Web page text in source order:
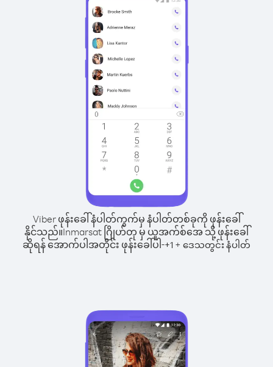
Viber ဖုန်းခေါ်နံပါတ်ကွက်မှ နံပါတ်တစ်ခုကို ဖုန်းခေါ်
နိုင်သည်။Inmarsat ဂြိုဟ်တု မှ ယူအက်စ်အေ သို့ ဖုန်းခေါ်
ဆိုရန် အောက်ပါအတိုင်း ဖုန်းခေါ်ပါ-+1 + ဒေသတွင်း နံပါတ်